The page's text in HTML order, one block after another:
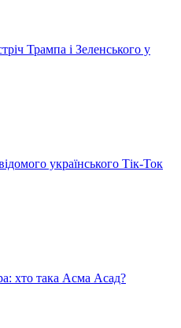
Трампа і Зеленського у
українського Тік-Ток
хто така Асма Асад?